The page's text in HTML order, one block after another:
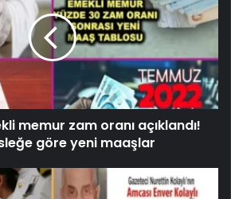
memur zam oranı açıklandı!
göre yeni maaşlar